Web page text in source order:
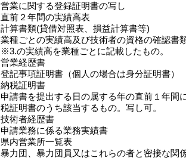
営業に関する登録証明書の写し
直前２年間の実績高表
計算書類(貸借対照表、損益計算書等)
業種ごとの実績高及び技術者の資格の確認書
※3.の実績高を業種ごとに記載したもの。
営業経歴書
登記事項証明書（個人の場合は身分証明書）
納税証明書
申請書を提出する日の属する年の直前１年間
税証明書のうち該当するもの。写し可。
技術者経歴書
申請業務に係る業務実績書
県内営業所一覧表
暴力団、暴力団員又はこれらの者と密接な関